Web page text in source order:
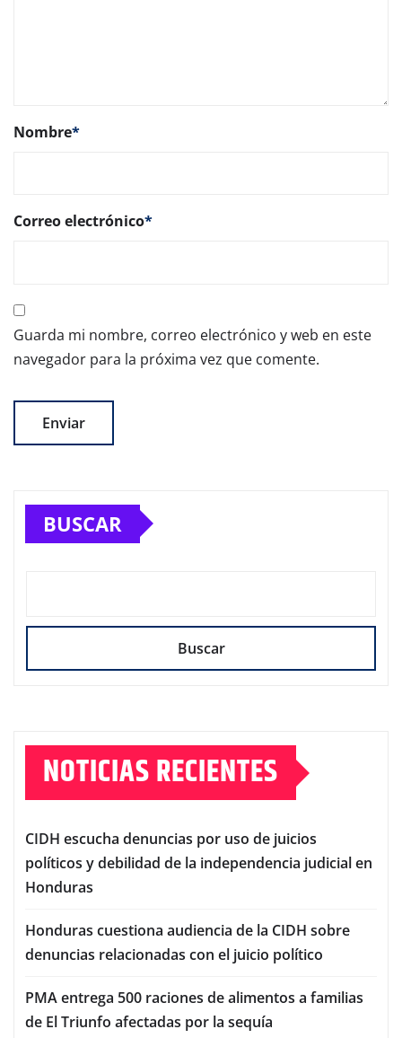
Nombre*
Correo electrónico*
Guarda mi nombre, correo electrónico y web en este
navegador para la próxima vez que comente.
BUSCAR
Buscar
NOTICIAS RECIENTES
CIDH escucha denuncias por uso de juicios
políticos y debilidad de la independencia judicial en
Honduras
Honduras cuestiona audiencia de la CIDH sobre
denuncias relacionadas con el juicio político
PMA entrega 500 raciones de alimentos a familias
de El Triunfo afectadas por la sequía